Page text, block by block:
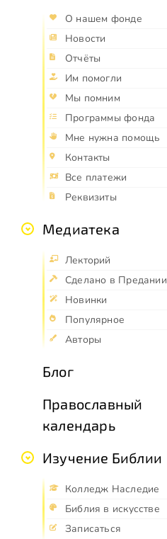
О нашем фонде
Новости
Отчёты
Им помогли
Мы помним
Программы фонда
Мне нужна помощь
Контакты
Все платежи
Реквизиты
Медиатека
Лекторий
Сделано в Предании
Новинки
Популярное
Авторы
Блог
Православный
календарь
Изучение Библии
Колледж Наследие
Библия в искусстве
Записаться